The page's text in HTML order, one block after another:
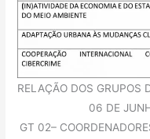
RELAÇÃO DOS GRUPOS
06 DE
GT 02–